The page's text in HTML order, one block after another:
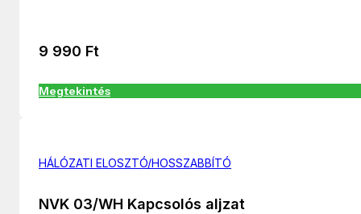
9 990 Ft
Megtekintés
HÁLÓZATI ELOSZTÓ/HOSSZABBÍTÓ
NVK 03/WH Kapcsolós aljzat